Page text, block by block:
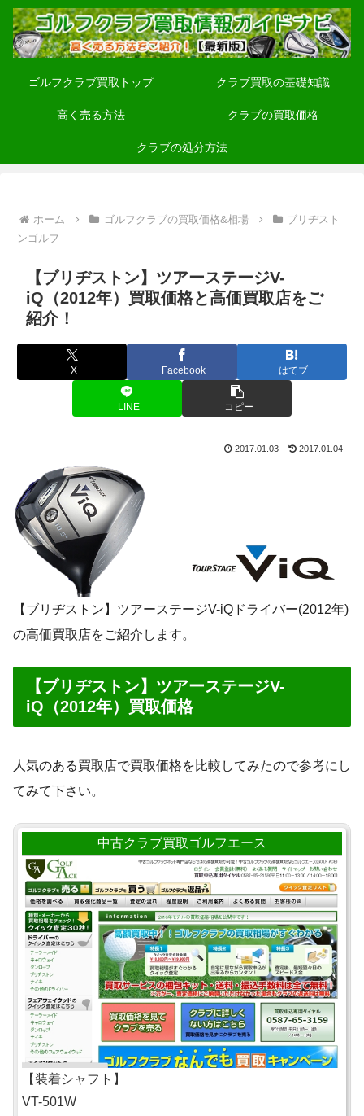
ゴルフクラブ買取トップ クラブ買取の基礎知識
高く売る方法 クラブの買取価格
クラブの処分方法
ホーム ゴルフクラブの買取価格&相場
ブリヂスト
ンゴルフ
【ブリヂストン】ツアーステージV-
iQ（2012年）買取価格と高価買取店をご
紹介！
X Facebook はてブ
LINE コピー
2017.01.03 2017.01.04
【ブリヂストン】ツアーステージV-iQドライバー(2012年)
の高価買取店をご紹介します。
【ブリヂストン】ツアーステージV-
iQ（2012年）買取価格
人気のある買取店で買取価格を比較してみたので参考にし
てみて下さい。
中古クラブ買取ゴルフエース
【装着シャフト】
VT-501W